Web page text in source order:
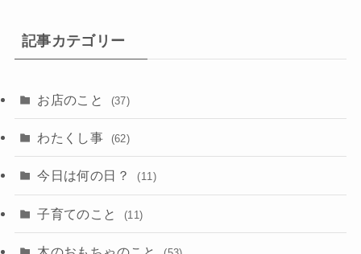
イ
ブ
記事カテゴリー
お店のこと (37)
わたくし事 (62)
今日は何の日？ (11)
子育てのこと (11)